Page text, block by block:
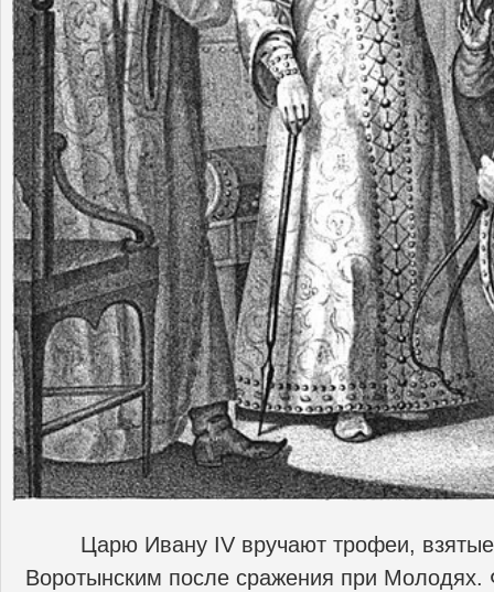
Царю Ивану IV вручают трофеи,
Воротынским после сражения при